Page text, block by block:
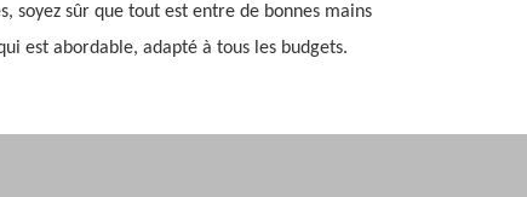
soyez sûr que tout est entre de bonnes mains
est abordable, adapté à tous les budgets.